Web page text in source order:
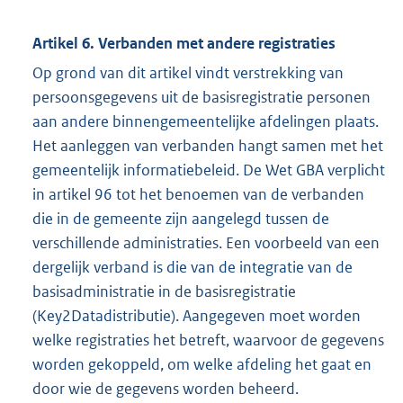
Artikel 6. Verbanden met andere registraties
Op grond van dit artikel vindt verstrekking van
persoonsgegevens uit de basisregistratie personen
aan andere binnengemeentelijke afdelingen plaats.
Het aanleggen van verbanden hangt samen met het
gemeentelijk informatiebeleid. De Wet GBA verplicht
in artikel 96 tot het benoemen van de verbanden
die in de gemeente zijn aangelegd tussen de
verschillende administraties. Een voorbeeld van een
dergelijk verband is die van de integratie van de
basisadministratie in de basisregistratie
(Key2Datadistributie). Aangegeven moet worden
welke registraties het betreft, waarvoor de gegevens
worden gekoppeld, om welke afdeling het gaat en
door wie de gegevens worden beheerd.